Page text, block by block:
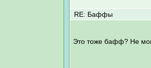
RE: Баффы
Это тоже бафф? Не